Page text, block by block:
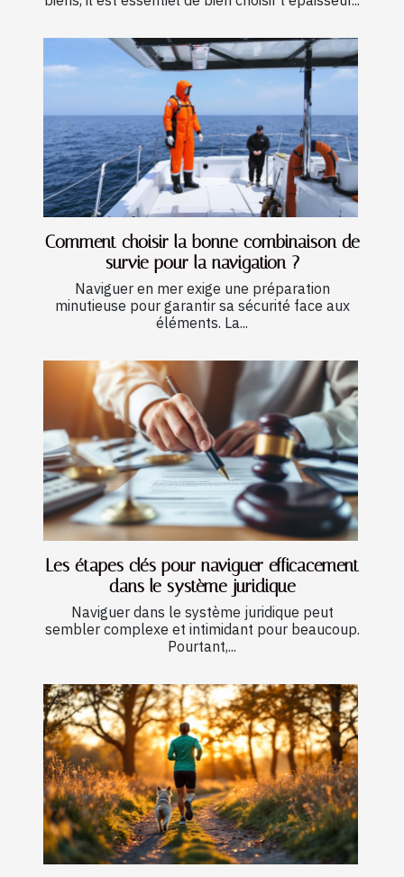
Comment choisir la bonne combinaison de
survie pour la navigation ?
Naviguer en mer exige une préparation
minutieuse pour garantir sa sécurité face aux
éléments. La...
Les étapes clés pour naviguer efficacement
dans le système juridique
Naviguer dans le système juridique peut
sembler complexe et intimidant pour beaucoup.
Pourtant,...